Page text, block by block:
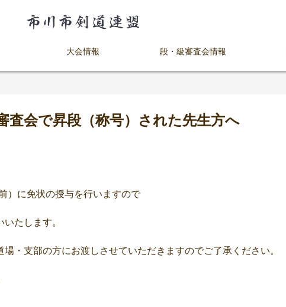
大会情報 段・級審査会情報
査会で昇段（称号）された先生方へ
）に免状の授与を行いますので
たします。
・支部の方にお渡しさせていただきますのでご了承ください。